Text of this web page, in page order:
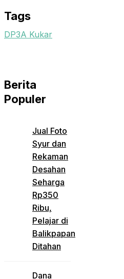
Tags
DP3A Kukar
Berita
Populer
Jual Foto
Syur dan
Rekaman
Desahan
Seharga
Rp350
Ribu,
Pelajar di
Balikpapan
Ditahan
Dana